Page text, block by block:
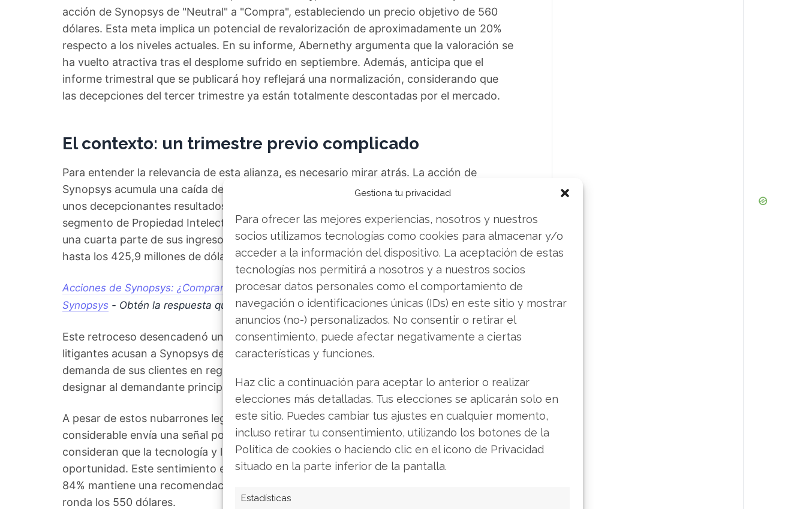
Gestiona tu privacidad
Para ofrecer las mejores experiencias, nosotros y nuestros
socios utilizamos tecnologías como cookies para almacenar y/o
acceder a la información del dispositivo. La aceptación de estas
tecnologías nos permitirá a nosotros y a nuestros socios
procesar datos personales como el comportamiento de
navegación o identificaciones únicas (IDs) en este sitio y mostrar
anuncios (no-) personalizados. No consentir o retirar el
consentimiento, puede afectar negativamente a ciertas
características y funciones.
Haz clic a continuación para aceptar lo anterior o realizar
elecciones más detalladas. Tus elecciones se aplicarán solo en
este sitio. Puedes cambiar tus ajustes en cualquier momento,
incluso retirar tu consentimiento, utilizando los botones de la
Política de cookies o haciendo clic en el icono de Privacidad
situado en la parte inferior de la pantalla.
Estadísticas
acción de Synopsys de "Neutral" a "Compra", estableciendo un precio objetivo de 560
dólares. Esta meta implica un potencial de revalorización de aproximadamente un 20%
respecto a los niveles actuales. En su informe, Abernethy argumenta que la valoración se
ha vuelto atractiva tras el desplome sufrido en septiembre. Además, anticipa que el
informe trimestral que se publicará hoy reflejará una normalización, considerando que
las decepciones del tercer trimestre ya están totalmente descontadas por el mercado.
El contexto: un trimestre previo complicado
Para entender la relevancia de esta alianza, es necesario mirar atrás. La acción de
Synopsys acumula una caída de cerca del 30% desde que el 9 de septiembre presentara
unos decepcionantes resultados del tercer trimestre. El principal foco de debilidad fue su
segmento de Propiedad Intelectual de Diseño (Design-IP), que representa alrededor de
una cuarta parte de sus ingresos. Este negocio registró un descenso interanual del 7,7%,
hasta los 425,9 millones de dólares.
Acciones de Synopsys: ¿Comprar, mantener o vender? Descarga gratuita de tu análisis de
Synopsys - Obtén la respuesta que andabas buscando.
Este retroceso desencadenó una serie de demandas colectivas contra la compañía. Los
litigantes acusan a Synopsys de haber realizado declaraciones engañosas sobre la
demanda de sus clientes en regiones clave como Europa y Corea del Sur. El plazo para
designar al demandante principal en estos casos vence el próximo 30 de diciembre.
A pesar de estos nubarrones legales, la decisión de Nvidia de invertir una suma tan
considerable envía una señal poderosa al mercado. Sugiere que los líderes de la industria
consideran que la tecnología y la valoración actual de Synopsys presentan una
oportunidad. Este sentimiento es compartido por la mayoría de los analistas, donde un
84% mantiene una recomendación de "Compra", con un precio objetivo promedio que
ronda los 550 dólares.